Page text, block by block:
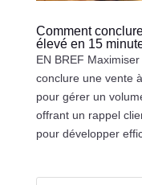
Comment
élevé en 15
EN BREF
conclure une vente
pour gérer un
offrant un rappel
pour développer